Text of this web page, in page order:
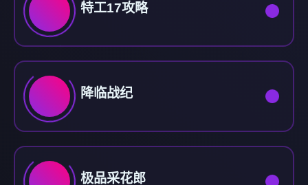
特工17攻略
降临战纪
极品采花郎